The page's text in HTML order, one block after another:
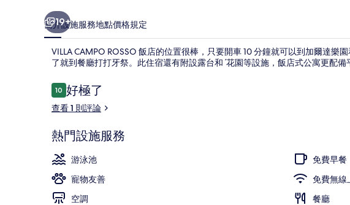
19+
簡介設施服務地點價格規定
VILLA CAMPO ROSSO 飯店的位置很棒，只要開車 10 分鐘就可以到加爾達樂
了就到餐廳打打牙祭。此住宿還有附設露台和ˊ花園等設施，飯店式公寓更配備
評
論
1010 分，滿分 10 分，
好極了
查看 1 則評論
熱門設施服務
游泳池
免費早餐
寵物友善
免費無線
空調
餐廳